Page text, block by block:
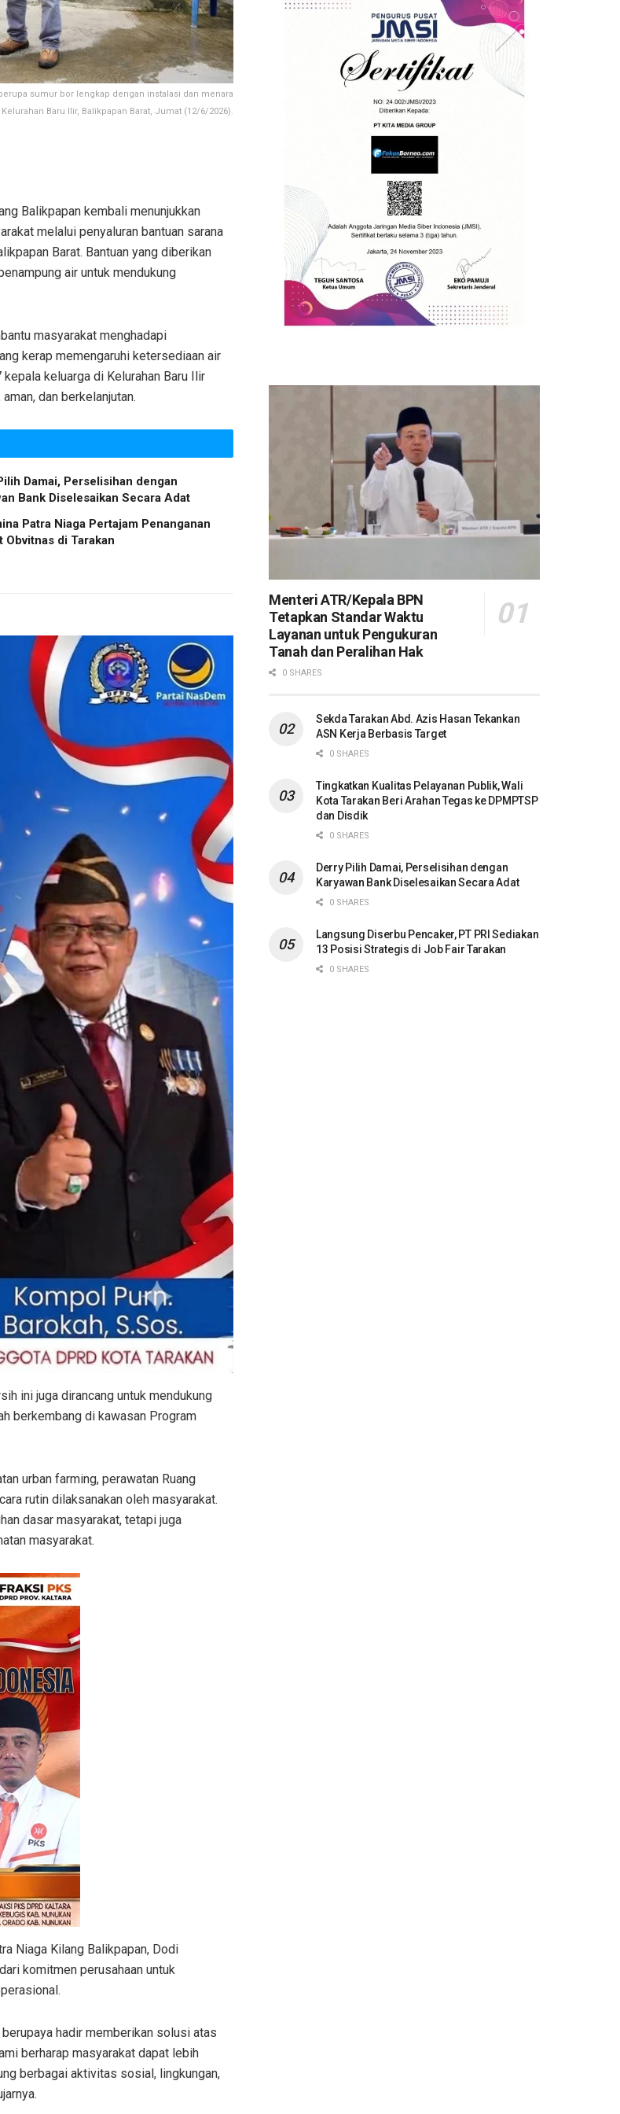
sumur bor lengkap dengan instalasi dan menara
Baru Ilir, Balikpapan Barat, Jumat (12/6/2026).
Balikpapan kembali menunjukkan
melalui penyaluran bantuan sarana
Barat. Bantuan yang diberikan
air untuk mendukung
masyarakat menghadapi
kerap memengaruhi ketersediaan air
keluarga di Kelurahan Baru Ilir
dan berkelanjutan.
Damai, Perselisihan dengan
Bank Diselesaikan Secara Adat
Patra Niaga Pertajam Penanganan
Obvitnas di Tarakan
ini juga dirancang untuk mendukung
berkembang di kawasan Program
urban farming, perawatan Ruang
rutin dilaksanakan oleh masyarakat.
dasar masyarakat, tetapi juga
masyarakat.
Niaga Kilang Balikpapan, Dodi
komitmen perusahaan untuk
hadir memberikan solusi atas
berharap masyarakat dapat lebih
berbagai aktivitas sosial, lingkungan,
Menteri ATR/Kepala BPN
Tetapkan Standar Waktu
Layanan untuk Pengukuran
Tanah dan Peralihan Hak
0 SHARES
Sekda Tarakan Abd. Azis Hasan Tekankan
ASN Kerja Berbasis Target
0 SHARES
Tingkatkan Kualitas Pelayanan Publik, Wali
Kota Tarakan Beri Arahan Tegas ke DPMPTSP
dan Disdik
0 SHARES
Derry Pilih Damai, Perselisihan dengan
Karyawan Bank Diselesaikan Secara Adat
0 SHARES
Langsung Diserbu Pencaker, PT PRI Sediakan
13 Posisi Strategis di Job Fair Tarakan
0 SHARES